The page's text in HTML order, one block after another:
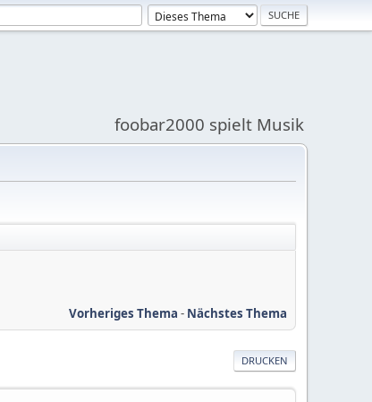
foobar2000 spielt Musik
Vorheriges Thema - Nächstes Thema
DRUCKEN